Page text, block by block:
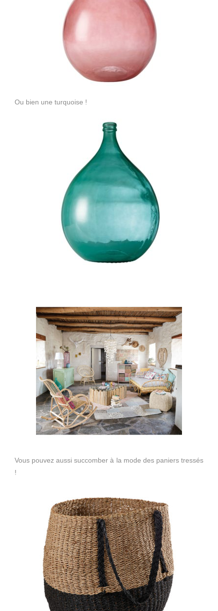
Ou bien une turquoise !
Vous pouvez aussi succomber à la mode des paniers tressés
!